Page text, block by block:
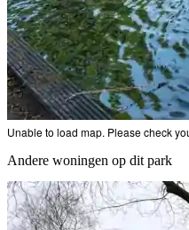
Unable to load map. Please check
Andere woningen op dit park